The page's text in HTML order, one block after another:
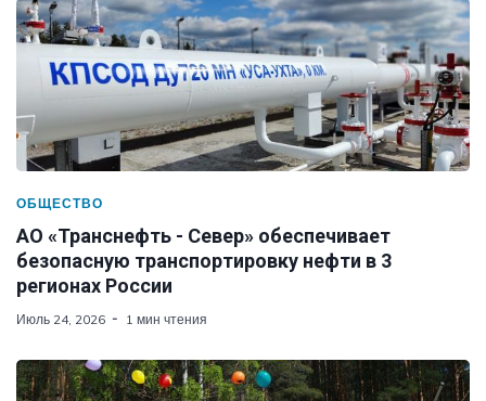
ОБЩЕСТВО
АО «Транснефть - Север» обеспечивает
безопасную транспортировку нефти в 3
регионах России
Июль 24, 2026 1 мин чтения